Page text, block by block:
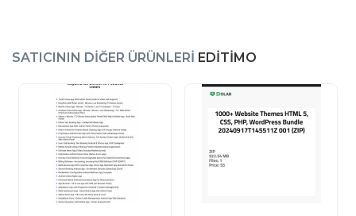
SATICININ DIĞER ÜRÜNLERI EDITIMO